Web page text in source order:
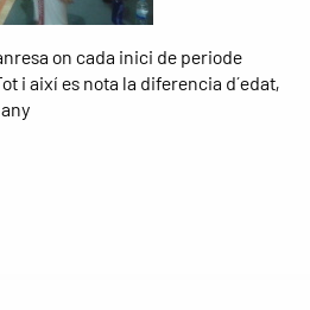
on cada inici de periode
i així es nota la diferencia d´edat,